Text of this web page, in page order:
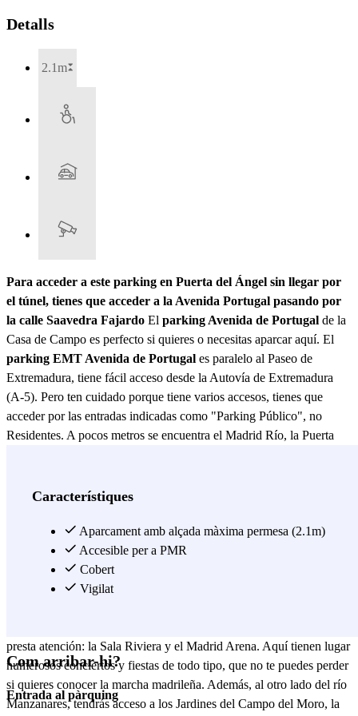
Detalls
2.1m
Para acceder a este parking en Puerta del Ángel sin llegar por
el túnel, tienes que acceder a la Avenida Portugal pasando por
la calle Saavedra Fajardo El parking Avenida de Portugal de la
Casa de Campo es perfecto si quieres o necesitas aparcar aquí. El
parking EMT Avenida de Portugal es paralelo al Paseo de
Extremadura, tiene fácil acceso desde la Autovía de Extremadura
(A-5). Pero ten cuidado porque tiene varios accesos, tienes que
acceder por las entradas indicadas como "Parking Público", no
Residentes. A pocos metros se encuentra el Madrid Río, la Puerta
aparcamiento en este parking? Es el más próximo que vas a
un poco a las afueras del centro de Madrid, no tienes de qué
preocuparte. La parada de metro Puerta del Ángel (línea 6) está muy
cerca, así que podrás llegar sin problema hasta el centro de la capital.
EMT Avenida de Portugal no es el típico parking periférico perdido
presta atención: la Sala Riviera y el Madrid Arena. Aquí tienen lugar
numerosos conciertos y fiestas de todo tipo, que no te puedes perder
si quieres conocer la marcha madrileña. Además, al otro lado del río
Manzanares, tendrás acceso a los Jardines del Campo del Moro, la
Característiques
Aparcament amb alçada màxima permesa (2.1m)
Accesible per a PMR
Cobert
Vigilat
Com arribar-hi?
Entrada al pàrquing